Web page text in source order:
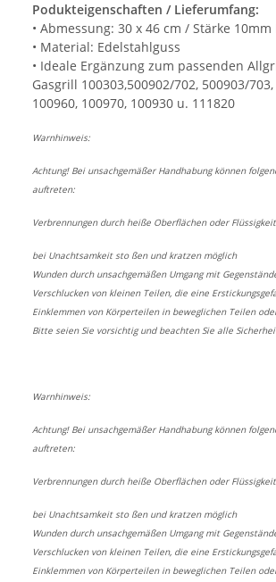
Podukteigenschaften / Lieferumfang:
• Abmessung: 30 x 46 cm / Stärke 10mm
• Material: Edelstahlguss
• Ideale Ergänzung zum passenden
Gasgrill 100303,500902/702, 500903/
100960, 100970, 100930 u. 111820
Warnhinweis:
Achtung! Bei unsachgemäßer Handhabung können
auftreten:
Verbrennungen durch heiße Oberflächen oder
bei Unachtsamkeit sto ßen und kratzen möglich
Wunden durch unsachgemäßen Umgang mit
Verschlucken von kleinen Teilen, die eine
Einklemmen von Körperteilen in beweglichen Teilen
Bitte seien Sie vorsichtig und beachten Sie alle
Warnhinweis:
Achtung! Bei unsachgemäßer Handhabung können
auftreten:
Verbrennungen durch heiße Oberflächen oder
bei Unachtsamkeit sto ßen und kratzen möglich
Wunden durch unsachgemäßen Umgang mit
Verschlucken von kleinen Teilen, die eine
Einklemmen von Körperteilen in beweglichen Teilen